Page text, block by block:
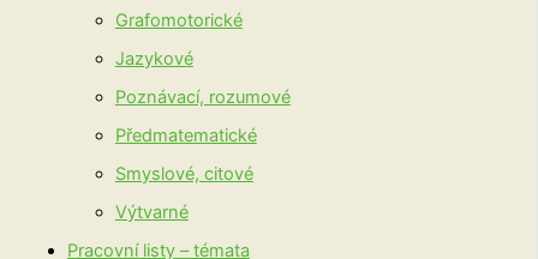
Grafomotorické
Jazykové
Poznávací, rozumové
Předmatematické
Smyslové, citové
Výtvarné
Pracovní listy – témata